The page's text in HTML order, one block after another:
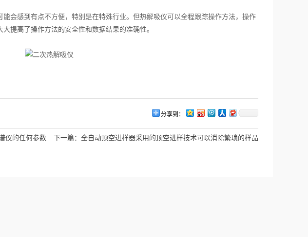
感到有点不方便，特别是在特殊行业。但热解吸仪可以全程跟踪操作方法，操作
提高了操作方法的安全性和数据结果的准确性。
分享到：
仪的任何参数 下一篇： 全自动顶空进样器采用的顶空进样技术可以消除繁琐的样品